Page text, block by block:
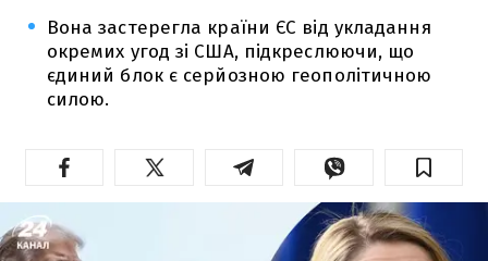
Вона застерегла країни ЄС від укладання
окремих угод зі США, підкреслюючи, що
єдиний блок є серйозною геополітичною
силою.